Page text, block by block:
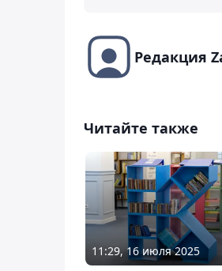
Редакция
Читайте также
11:29, 16 июля 2025